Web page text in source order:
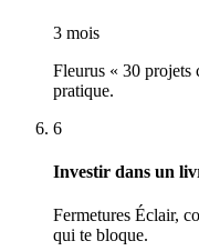
3 mois
Fleurus « 30 projets
pratique.
6
Investir dans un
Fermetures Éclair,
qui te bloque.